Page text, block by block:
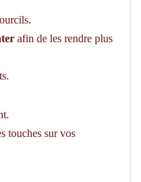
afin de les rendre plus
touches sur vos